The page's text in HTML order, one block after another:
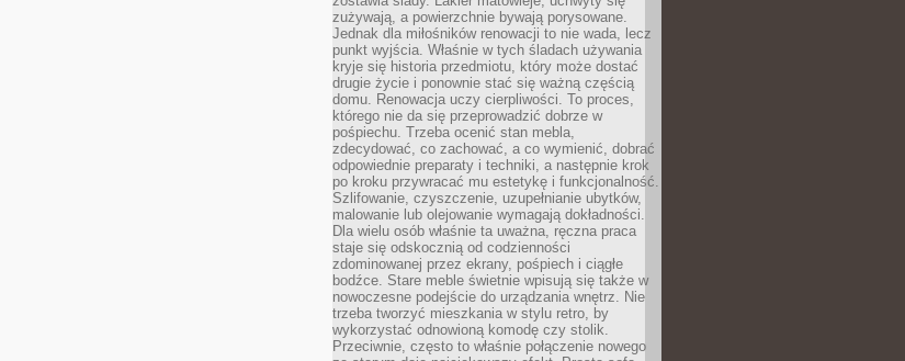
zużywają, a powierzchnie bywają porysowane.
Jednak dla miłośników renowacji to nie wada, lecz
punkt wyjścia. Właśnie w tych śladach używania
kryje się historia przedmiotu, który może dostać
drugie życie i ponownie stać się ważną częścią
domu. Renowacja uczy cierpliwości. To proces,
którego nie da się przeprowadzić dobrze w
pośpiechu. Trzeba ocenić stan mebla,
zdecydować, co zachować, a co wymienić, dobrać
odpowiednie preparaty i techniki, a następnie krok
po kroku przywracać mu estetykę i funkcjonalność.
Szlifowanie, czyszczenie, uzupełnianie ubytków,
malowanie lub olejowanie wymagają dokładności.
Dla wielu osób właśnie ta uważna, ręczna praca
staje się odskocznią od codzienności
zdominowanej przez ekrany, pośpiech i ciągłe
bodźce. Stare meble świetnie wpisują się także w
nowoczesne podejście do urządzania wnętrz. Nie
trzeba tworzyć mieszkania w stylu retro, by
wykorzystać odnowioną komodę czy stolik.
Przeciwnie, często to właśnie połączenie nowego